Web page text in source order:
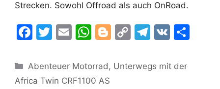
Strecken. Sowohl Offroad als auch OnRoad.
F
c
e
T
itt
er
E
ai
l
W
at
s
Bl
g
C
p
T
e
V
Kategorien
Abenteuer Motorrad , Unterwegs mit der
Africa Twin CRF1100 AS